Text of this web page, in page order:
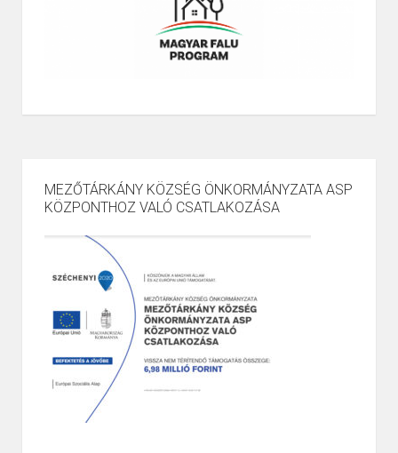
MEZŐTÁRKÁNY KÖZSÉG ÖNKORMÁNYZATA ASP
KÖZPONTHOZ VALÓ CSATLAKOZÁSA